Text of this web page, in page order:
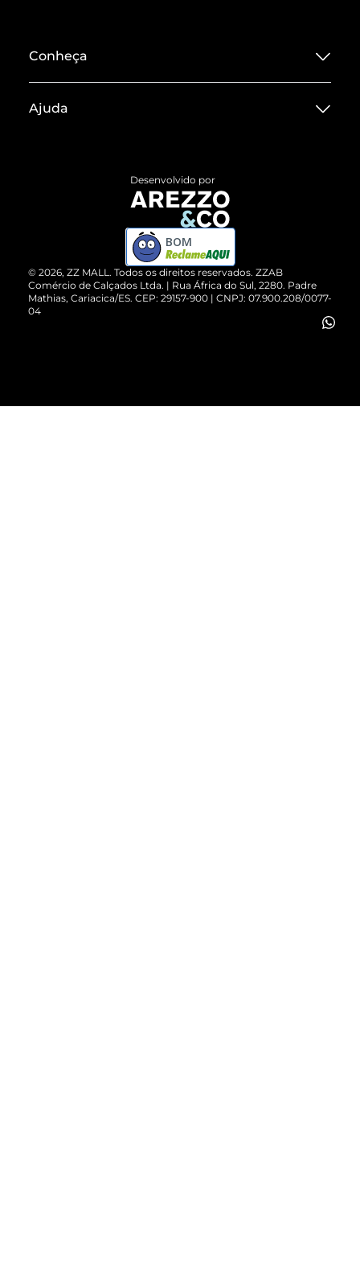
Conheça
Termos de Uso
ZZ MALL é confiável
Cartão Presente
Vendas Corporativas
Ajuda
Devolução do Produto
Compre pelo WhatsApp
© 2026, ZZ MALL. Todos os direitos reservados. ZZAB
Comércio de Calçados Ltda. | Rua África do Sul, 2280. Padre
Mathias, Cariacica/ES. CEP: 29157-900 | CNPJ: 07.900.208/0077-
04
Desenvolvido por
BOM